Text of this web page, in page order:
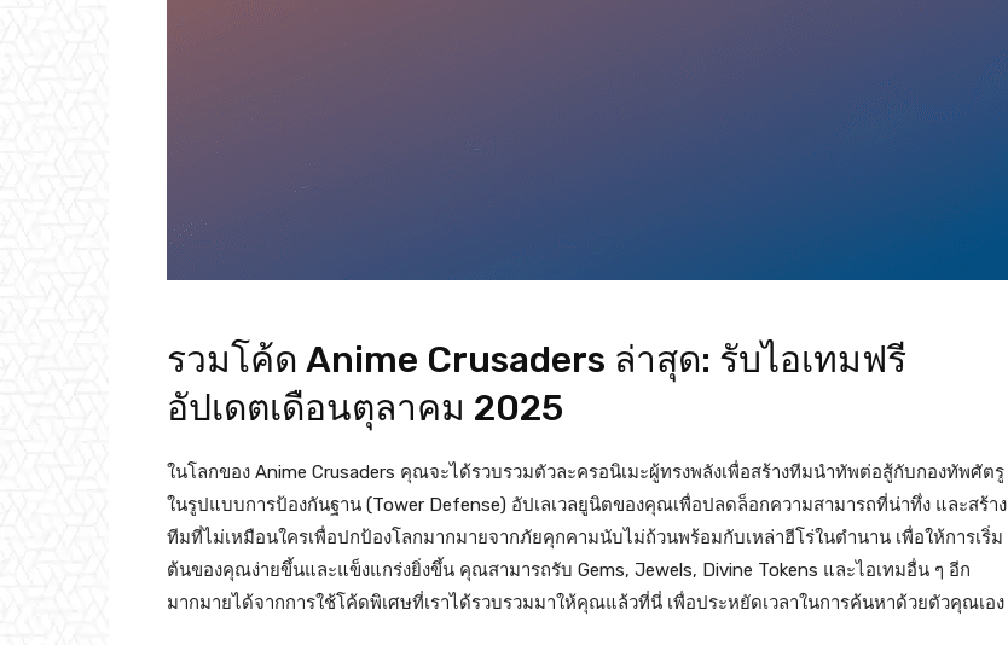
รวมโค้ด Anime Crusaders ล่าสุด: รับไอเทมฟรี
อัปเดตเดือนตุลาคม 2025
ในโลกของ Anime Crusaders คุณจะได้รวบรวมตัวละครอนิเมะผู้ทรงพลังเพื่อสร้างทีมนำทัพต่อสู้กับกองทัพศัตรู
ในรูปแบบการป้องกันฐาน (Tower Defense) อัปเลเวลยูนิตของคุณเพื่อปลดล็อกความสามารถที่น่าทึ่ง และสร้าง
ทีมที่ไม่เหมือนใครเพื่อปกป้องโลกมากมายจากภัยคุกคามนับไม่ถ้วนพร้อมกับเหล่าฮีโร่ในตำนาน เพื่อให้การเริ่ม
ต้นของคุณง่ายขึ้นและแข็งแกร่งยิ่งขึ้น คุณสามารถรับ Gems, Jewels, Divine Tokens และไอเทมอื่น ๆ อีก
มากมายได้จากการใช้โค้ดพิเศษที่เราได้รวบรวมมาให้คุณแล้วที่นี่ เพื่อประหยัดเวลาในการค้นหาด้วยตัวคุณเอง